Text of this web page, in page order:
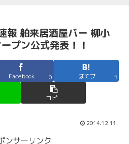
報 舶来居酒屋バー 柳小
プン公式発表！！
Facebook 0 はてブ 1
コピー
2014.12.11
ンサーリンク